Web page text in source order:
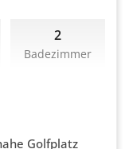
2
Badezimmer
Golfplatz